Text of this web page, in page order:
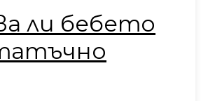
ли бебето